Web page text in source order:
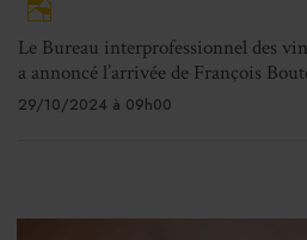
Le Bureau interprofessionnel des
a annoncé l’arrivée de François
29/10/2024 à 09h00